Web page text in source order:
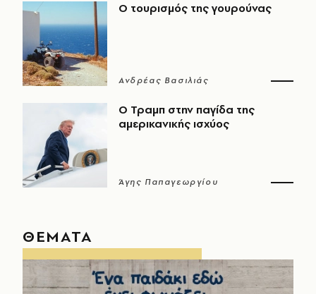
Ο τουρισμός της γουρούνας
Ανδρέας Βασιλιάς
Ο Τραμπ στην παγίδα της
αμερικανικής ισχύος
Άγης Παπαγεωργίου
ΘΕΜΑΤΑ